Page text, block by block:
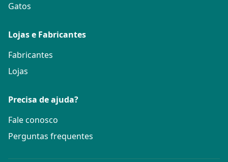
Gatos
Lojas e Fabricantes
Fabricantes
Lojas
Precisa de ajuda?
Fale conosco
Perguntas frequentes